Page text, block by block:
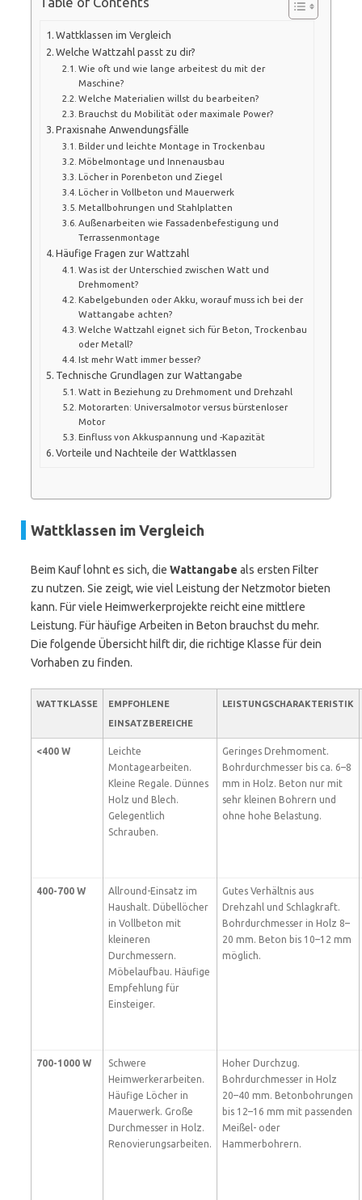
Wattklassen im Vergleich
Welche Wattzahl passt zu dir?
Wie oft und wie lange arbeitest du mit der
Maschine?
Welche Materialien willst du bearbeiten?
Brauchst du Mobilität oder maximale Power?
Praxisnahe Anwendungsfälle
Bilder und leichte Montage in Trockenbau
Möbelmontage und Innenausbau
Löcher in Porenbeton und Ziegel
Löcher in Vollbeton und Mauerwerk
Metallbohrungen und Stahlplatten
Außenarbeiten wie Fassadenbefestigung und
Terrassenmontage
Häufige Fragen zur Wattzahl
Was ist der Unterschied zwischen Watt und
Drehmoment?
Kabelgebunden oder Akku, worauf muss ich bei der
Wattangabe achten?
Welche Wattzahl eignet sich für Beton, Trockenbau
oder Metall?
Ist mehr Watt immer besser?
Technische Grundlagen zur Wattangabe
Watt in Beziehung zu Drehmoment und Drehzahl
Motorarten: Universalmotor versus bürstenloser
Motor
Einfluss von Akkuspannung und -Kapazität
Vorteile und Nachteile der Wattklassen
Wattklassen im Vergleich
Beim Kauf lohnt es sich, die Wattangabe als ersten Filter
zu nutzen. Sie zeigt, wie viel Leistung der Netzmotor bieten
kann. Für viele Heimwerkerprojekte reicht eine mittlere
Leistung. Für häufige Arbeiten in Beton brauchst du mehr.
Die folgende Übersicht hilft dir, die richtige Klasse für dein
Vorhaben zu finden.
WATTKLASSE
EMPFOHLENE
EINSATZBEREICHE
LEISTUNGSCHARAKTERISTIK
<400 W
Leichte
Montagearbeiten.
Kleine Regale. Dünnes
Holz und Blech.
Gelegentlich
Schrauben.
Geringes Drehmoment.
Bohrdurchmesser bis ca. 6–8
mm in Holz. Beton nur mit
sehr kleinen Bohrern und
ohne hohe Belastung.
400-700 W
Allround-Einsatz im
Haushalt. Dübellöcher
in Vollbeton mit
kleineren
Durchmessern.
Möbelaufbau. Häufige
Empfehlung für
Einsteiger.
Gutes Verhältnis aus
Drehzahl und Schlagkraft.
Bohrdurchmesser in Holz 8–
20 mm. Beton bis 10–12 mm
möglich.
700-1000 W
Schwere
Heimwerkerarbeiten.
Häufige Löcher in
Mauerwerk. Große
Durchmesser in Holz.
Renovierungsarbeiten.
Hoher Durchzug.
Bohrdurchmesser in Holz
20–40 mm. Betonbohrungen
bis 12–16 mm mit passenden
Meißel- oder
Hammerbohrern.